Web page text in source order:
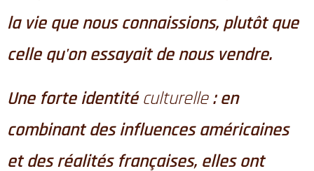
la vie que nous connaissions, plutôt que
celle qu'on essayait de nous vendre.
Une forte identité culturelle: en
combinant des influences américaines
et des réalités françaises, elles ont